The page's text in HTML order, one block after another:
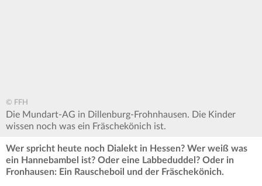
© FFH
Die Mundart-AG in Dillenburg-Frohnhausen. Die Kinder
wissen noch was ein Fräschekönich ist.
Wer spricht heute noch Dialekt in Hessen? Wer weiß was
ein Hannebambel ist? Oder eine Labbeduddel? Oder in
Fronhausen: Ein Rauscheboil und der Fräschekönich.